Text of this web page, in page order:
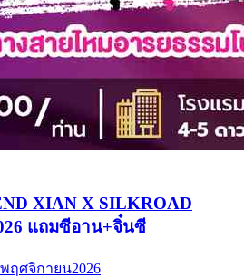
XIAN X SILKROAD
2026 แถมซีอาน+จิ๋นซี
ฤศจิกายน2026